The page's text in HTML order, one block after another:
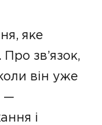
яке
зв’язок,
він уже
—
і